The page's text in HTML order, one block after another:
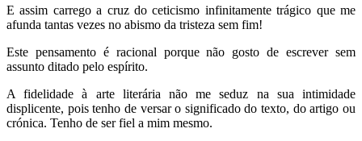
E assim carrego a cruz do ceticismo infinitamente trágico que me
afunda tantas vezes no abismo da tristeza sem fim!
Este pensamento é racional porque não gosto de escrever sem
assunto ditado pelo espírito.
A fidelidade à arte literária não me seduz na sua intimidade
displicente, pois tenho de versar o significado do texto, do artigo ou
crónica. Tenho de ser fiel a mim mesmo.